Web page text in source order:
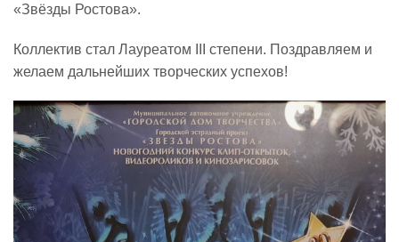
Противодействие коррупции
Реализация соц заказа
Напишите нам
«Звёзды Ростова».
Коллектив стал Лауреатом III степени. Поздравляем и
желаем дальнейших творческих успехов!